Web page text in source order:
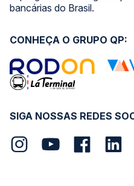
bancárias do Brasil.
SIGA NOSSAS REDES
CONHEÇA O GRUPO QP: